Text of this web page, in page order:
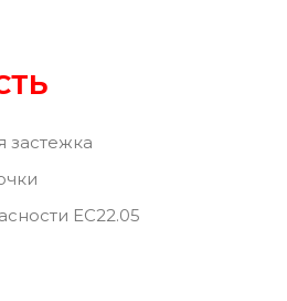
застежка
ЕС22.05